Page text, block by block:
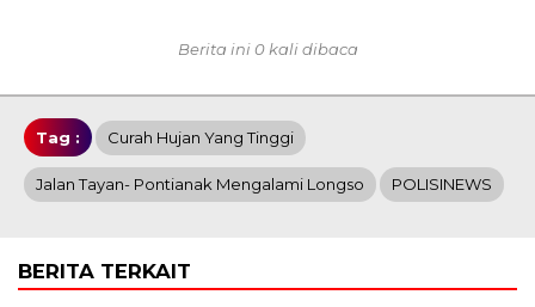
Berita ini 0 kali dibaca
Tag : Curah Hujan Yang Tinggi
Jalan Tayan- Pontianak Mengalami Longso POLISINEWS
BERITA TERKAIT